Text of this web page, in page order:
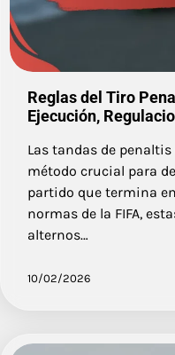
Reglas del Tiro
Ejecución,
Las tandas de
método crucial para
partido que termina
normas de la FIFA,
alternos…
10/02/2026